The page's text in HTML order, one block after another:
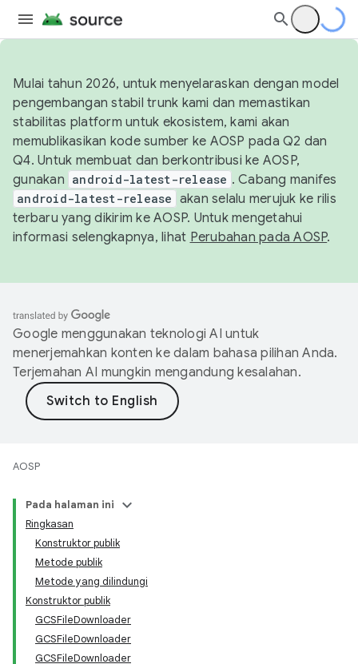
Mulai tahun 2026, untuk menyelaraskan dengan model
pengembangan stabil trunk kami dan memastikan
stabilitas platform untuk ekosistem, kami akan
memublikasikan kode sumber ke AOSP pada Q2 dan
Q4. Untuk membuat dan berkontribusi ke AOSP,
gunakan android-latest-release . Cabang manifes
android-latest-release akan selalu merujuk ke rilis
terbaru yang dikirim ke AOSP. Untuk mengetahui
informasi selengkapnya, lihat Perubahan pada AOSP.
Google menggunakan teknologi AI untuk
menerjemahkan konten ke dalam bahasa pilihan Anda.
Terjemahan AI mungkin mengandung kesalahan.
AOSP
Pada halaman ini
Ringkasan
Konstruktor publik
Metode publik
Metode yang dilindungi
Konstruktor publik
GCSFileDownloader
GCSFileDownloader
GCSFileDownloader